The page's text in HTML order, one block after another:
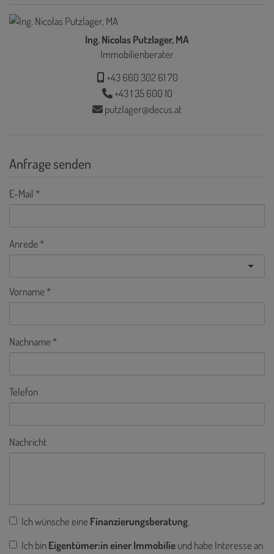
Ing. Nicolas Putzlager, MA
Immobilienberater
+43 660 302 61 70
+43 1 35 600 10
putzlager@decus.at
Anfrage senden
E-Mail
Anrede
Vorname
Nachname
Telefon
Nachricht
Ich wünsche eine Finanzierungsberatung.
Ich binEigentümer:in einer Immobilieund habe Interesse an